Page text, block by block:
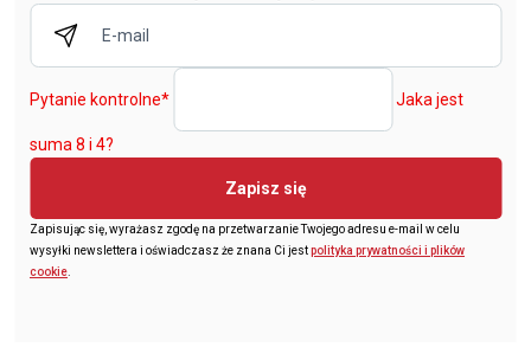
Pytanie kontrolne* Jaka jest
suma 8 i 4?
Zapisz się
Zapisując się, wyrażasz zgodę na przetwarzanie Twojego adresu e-mail w celu
wysyłki newslettera i oświadczasz że znana Ci jestpolityka prywatności i plików
cookie